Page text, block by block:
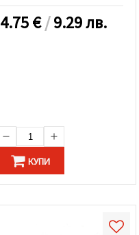
4.75€/9.29 лв.
КУПИ